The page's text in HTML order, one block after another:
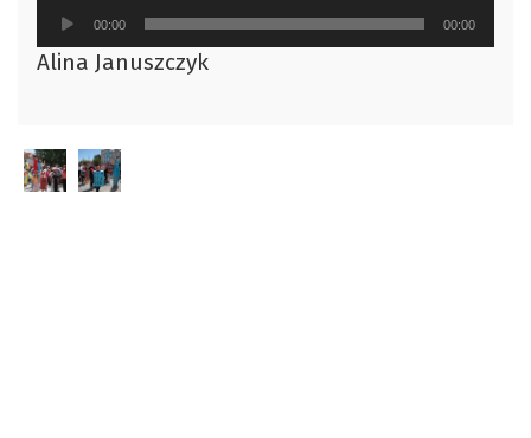
Odtwarzacz
plików
dźwiękowych
00:00 00:00
Alina Januszczyk